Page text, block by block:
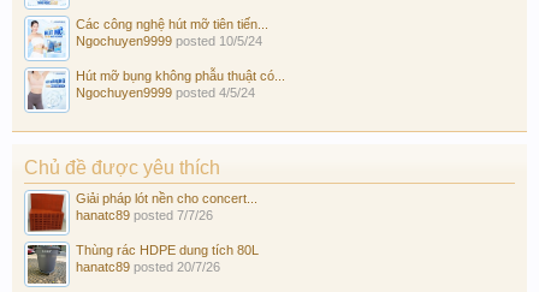
Các công nghệ hút mỡ tiên tiến...
Ngochuyen9999 posted 10/5/24
Hút mỡ bụng không phẫu thuật có...
Ngochuyen9999 posted 4/5/24
Chủ đề được yêu thích
Giải pháp lót nền cho concert...
hanatc89 posted 7/7/26
Thùng rác HDPE dung tích 80L
hanatc89 posted 20/7/26